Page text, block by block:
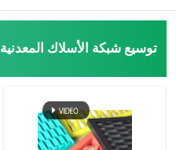
توسيع شبكة الأسلاك المعدنية